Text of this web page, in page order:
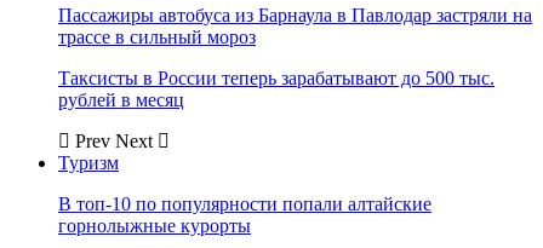
Пассажиры автобуса из Барнаула в Павлодар застряли на
трассе в сильный мороз
Таксисты в России теперь зарабатывают до 500 тыс.
рублей в месяц
Prev Next
Туризм
В топ-10 по популярности попали алтайские
горнолыжные курорты